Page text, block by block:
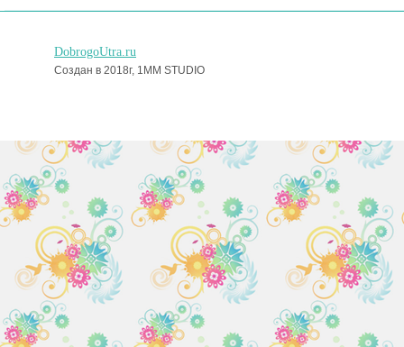
DobrogoUtra.ru
Создан в 2018г, 1MM STUDIO